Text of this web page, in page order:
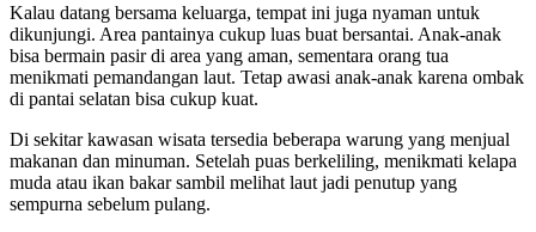
Kalau datang bersama keluarga, tempat ini juga nyaman untuk
dikunjungi. Area pantainya cukup luas buat bersantai. Anak-anak
bisa bermain pasir di area yang aman, sementara orang tua
menikmati pemandangan laut. Tetap awasi anak-anak karena ombak
di pantai selatan bisa cukup kuat.
Di sekitar kawasan wisata tersedia beberapa warung yang menjual
makanan dan minuman. Setelah puas berkeliling, menikmati kelapa
muda atau ikan bakar sambil melihat laut jadi penutup yang
sempurna sebelum pulang.